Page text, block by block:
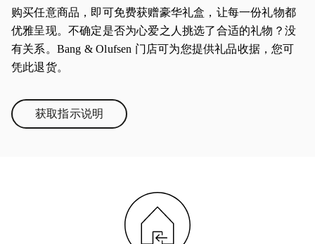
购买任意商品，即可免费获赠豪华礼盒，让每一份礼物都
优雅呈现。不确定是否为心爱之人挑选了合适的礼物？没
有关系。Bang & Olufsen 门店可为您提供礼品收据，您可
凭此退货。
获取指示说明Link Opens in New Tab